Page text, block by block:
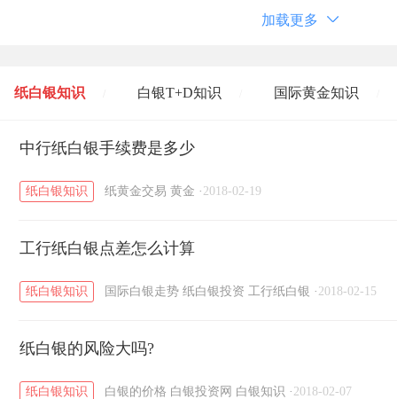
加载更多
纸白银知识 白银T+D知识 国际黄金知识
黄金T+D知识 / 粤贵银知识
中行纸白银手续费是多少
纸白银知识 纸黄金交易 黄金 · 2018-02-19
工行纸白银点差怎么计算
纸白银知识 国际白银走势 纸白银投资 工行纸白银 · 2018-02-15
纸白银的风险大吗?
纸白银知识 白银的价格 白银投资网 白银知识 · 2018-02-07